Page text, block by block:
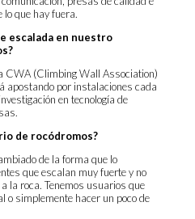
lo que hay fuera.
escalada en nuestro
CWA (Climbing Wall Association)
apostando por instalaciones cada
en tecnología de
de rocódromos?
de la forma que lo
que escalan muy fuerte y no
la roca. Tenemos usuarios que
o simplemente hacer un poco de